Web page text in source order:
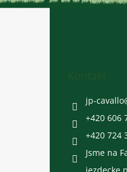
Z
jp-cavallo
+420 606
+420 724
Jsme na